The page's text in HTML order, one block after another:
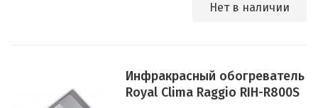
Нет в наличии
Инфракрасный обогреватель
Royal Clima Raggio RIH-R800S